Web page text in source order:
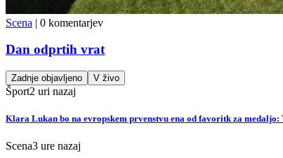
Scena | 0 komentarjev
Dan odprtih vrat
Zadnje objavljeno V živo
Šport2 uri nazaj
Klara Lukan bo na evropskem prvenstvu ena od favoritk za medaljo:
Scena3 ure nazaj